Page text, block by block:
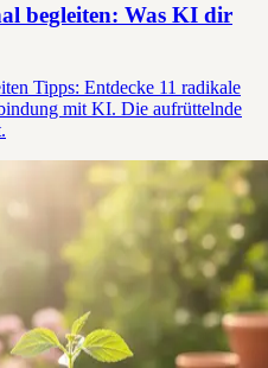
begleiten: Was KI dir
Tipps: Entdecke 11 radikale
mit KI. Die aufrüttelnde